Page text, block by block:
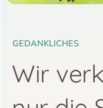
GEDANKLICHES
Wir